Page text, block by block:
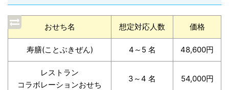
おせち名 想定対応人数 価格
寿膳(ことぶきぜん) 4～5 名 48,600円
レストラン
コラボレーションおせち
3～4 名 54,000円